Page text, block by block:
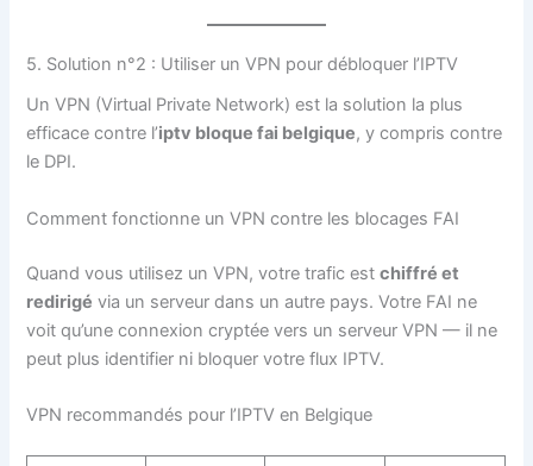
5. Solution n°2 : Utiliser un VPN pour débloquer l’IPTV
Un VPN (Virtual Private Network) est la solution la plus
efficace contre l’iptv bloque fai belgique, y compris contre
le DPI.
Comment fonctionne un VPN contre les blocages FAI
Quand vous utilisez un VPN, votre trafic estchiffré et
redirigé via un serveur dans un autre pays. Votre FAI ne
voit qu’une connexion cryptée vers un serveur VPN — il ne
peut plus identifier ni bloquer votre flux IPTV.
VPN recommandés pour l’IPTV en Belgique